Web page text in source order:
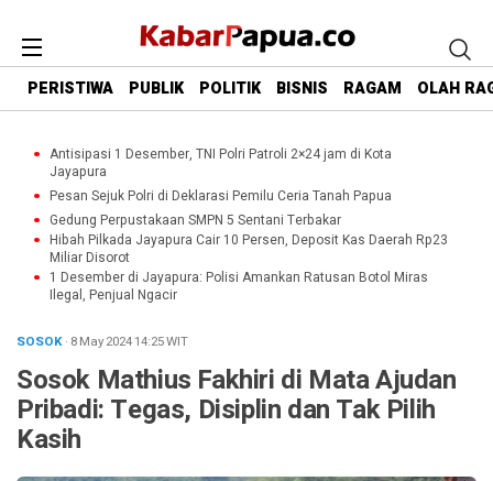
PERISTIWA PUBLIK POLITIK BISNIS RAGAM OLAH
Antisipasi 1 Desember, TNI Polri Patroli 2×24 jam di Kota
Jayapura
Pesan Sejuk Polri di Deklarasi Pemilu Ceria Tanah Papua
Gedung Perpustakaan SMPN 5 Sentani Terbakar
Hibah Pilkada Jayapura Cair 10 Persen, Deposit Kas Daerah Rp23
Miliar Disorot
1 Desember di Jayapura: Polisi Amankan Ratusan Botol Miras
Ilegal, Penjual Ngacir
SOSOK· 8 May 202414:25WIT
Sosok Mathius Fakhiri di Mata Ajudan
Pribadi: Tegas, Disiplin dan Tak Pilih
Kasih